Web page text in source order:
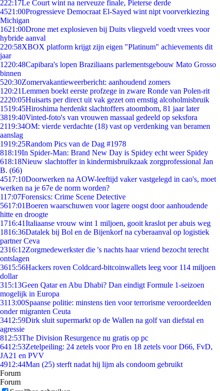
222:17Le Court wint na nerveuze finale, Pieterse derde
4521:00Progressieve Democraat El-Sayed wint nipt voorverkiezing
Michigan
1621:00Drone met explosieven bij Duits vliegveld voedt vrees voor
hybride aanval
220:58XBOX platform krijgt zijn eigen "Platinum" achievements dit
jaar
1220:48Capibara's lopen Braziliaans parlementsgebouw Mato Grosso
binnen
520:30Zomervakantieweerbericht: aanhoudend zomers
1 20:21Lemmen boekt eerste profzege in zware Ronde van Polen-rit
2220:05Huisarts per direct uit vak gezet om ernstig alcoholmisbruik
1519:45Hiroshima herdenkt slachtoffers atoombom, 81 jaar later
3819:40Vinted-foto's van vrouwen massaal gedeeld op seksfora
2119:34OM: vierde verdachte (18) vast op verdenking van beramen
aanslag
1919:25Random Pics van de Dag #1978
818:19In Spider-Man: Brand New Day is Spidey echt weer Spidey
618:18Nieuw slachtoffer in kindermisbruikzaak zorgprofessional Jan
B. (66)
4517:10Doorwerken na AOW-leeftijd vaker vastgelegd in cao's, moet
werken na je 67e de norm worden?
117:07Forensics: Crime Scene Detective
5617:01Boeren waarschuwen voor lagere oogst door aanhoudende
hitte en droogte
1716:41Italiaanse vrouw wint 1 miljoen, gooit kraslot per abuis weg
1816:36Datalek bij Bol en de Bijenkorf na cyberaanval op logistiek
partner Ceva
2316:12Zorgmedewerkster die 's nachts haar vriend bezocht terecht
ontslagen
3615:56Hackers roven Coldcard-bitcoinwallets leeg voor 114 miljoen
dollar
315:13Geen Qatar en Abu Dhabi? Dan eindigt Formule 1-seizoen
mogelijk in Europa
3113:00Spaanse politie: minstens tien voor terrorisme veroordeelden
onder migranten Ceuta
3412:59Dirk sluit supermarkt op de Wallen na golf van diefstal en
agressie
812:53The Division Resurgence nu gratis op pc
6412:53Zetelpeiling: 24 zetels voor Pro en 18 zetels voor D66, FvD,
JA21 en PVV
4912:44Man (25) sterft nadat hij lijm als condoom gebruikt
Forum
Forum